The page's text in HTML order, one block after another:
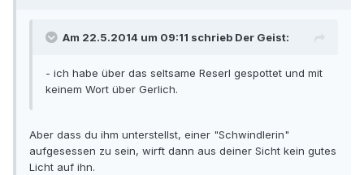
Am 22.5.2014 um 09:11 schrieb Der Geist:
- ich habe über das seltsame Reserl gespottet und mit
keinem Wort über Gerlich.
Aber dass du ihm unterstellst, einer "Schwindlerin"
aufgesessen zu sein, wirft dann aus deiner Sicht kein gutes
Licht auf ihn.